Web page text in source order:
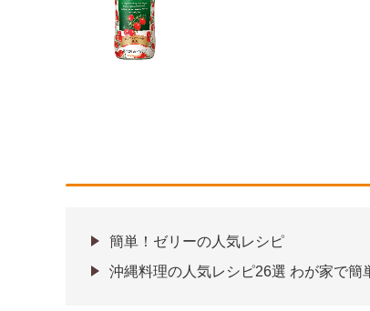
簡単！ゼリーの人気レシピ
沖縄料理の人気レシピ26選 わが家で簡